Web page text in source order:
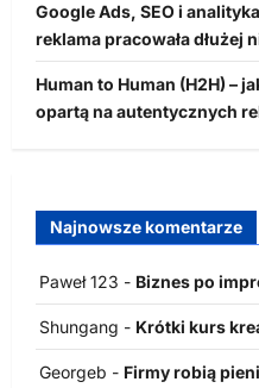
Google Ads, SEO i
reklama pracowała dłużej
Human to Human (H2H) –
opartą na autentycznych
Najnowsze komentarze
Paweł 123 - Biznes po
Shungang - Krótki kurs
Georgeb - Firmy robią